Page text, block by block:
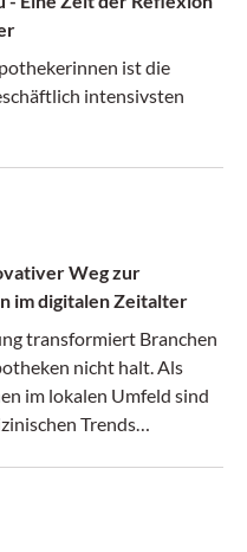
ist die
intensivsten
Weg zur
im digitalen Zeitalter
transformiert Branchen
nicht halt. Als
im lokalen Umfeld sind
Trends